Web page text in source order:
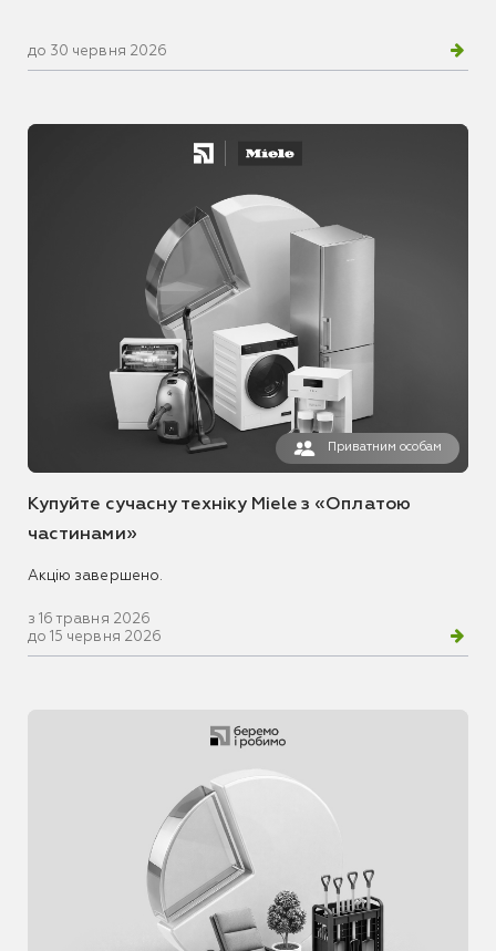
до 30 червня 2026
Приватним особам
Купуйте сучасну техніку Miele з «Оплатою
частинами»
Акцію завершено.
з 16 травня 2026
до 15 червня 2026